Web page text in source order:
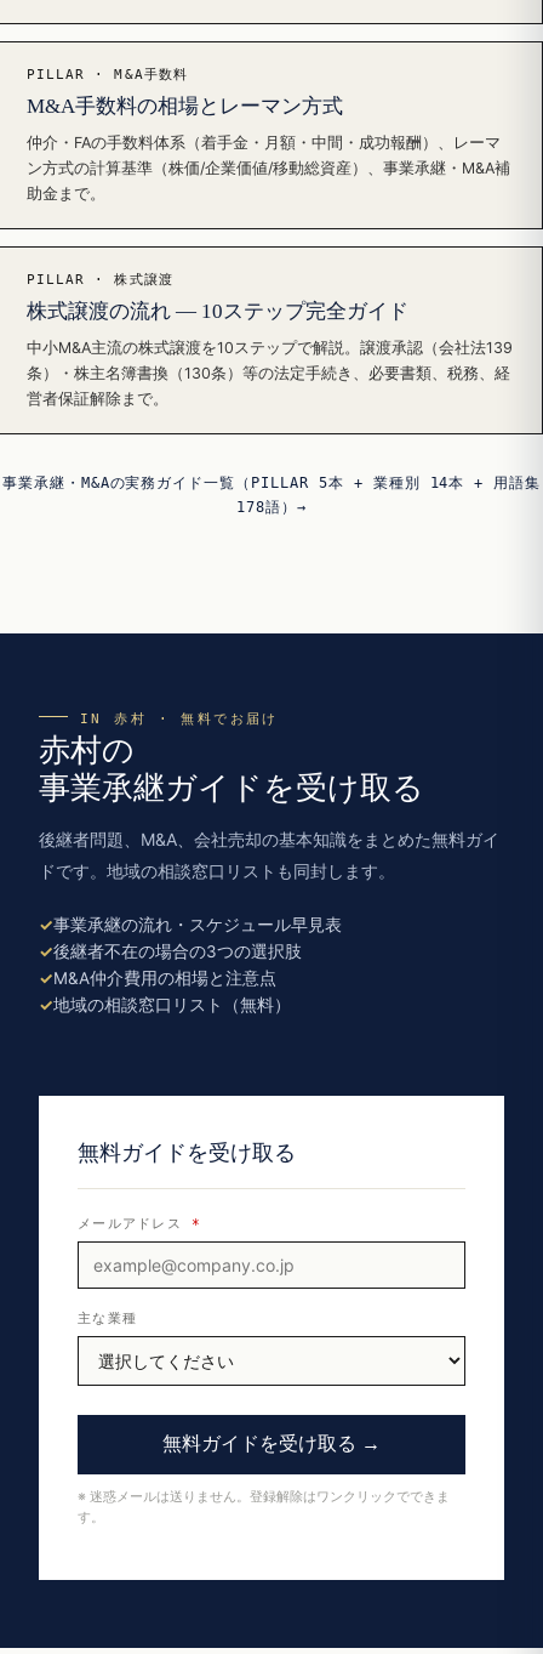
PILLAR · M&A手数料
M&A手数料の相場とレーマン方式
仲介・FAの手数料体系（着手金・月額・中間・成功報酬）、レーマ
ン方式の計算基準（株価/企業価値/移動総資産）、事業承継・M&A補
助金まで。
PILLAR · 株式譲渡
株式譲渡の流れ — 10ステップ完全ガイド
中小M&A主流の株式譲渡を10ステップで解説。譲渡承認（会社法139
条）・株主名簿書換（130条）等の法定手続き、必要書類、税務、経
営者保証解除まで。
事業承継・M&Aの実務ガイド一覧（PILLAR 5本 + 業種別 14本 + 用語集
178語）→
IN 赤村 · 無料でお届け
赤村の
事業承継ガイドを受け取る
後継者問題、M&A、会社売却の基本知識をまとめた無料ガイ
ドです。地域の相談窓口リストも同封します。
事業承継の流れ・スケジュール早見表
後継者不在の場合の3つの選択肢
M&A仲介費用の相場と注意点
地域の相談窓口リスト（無料）
無料ガイドを受け取る
メールアドレス *
主な業種
無料ガイドを受け取る →
※ 迷惑メールは送りません。登録解除はワンクリックでできま
す。